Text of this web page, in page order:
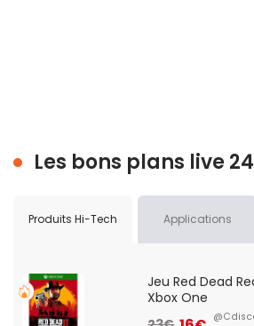
Les bons plans live
Produits Hi-Tech Applications
Jeu Red Dead
Xbox One